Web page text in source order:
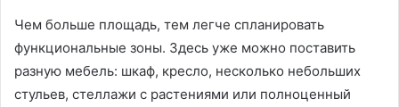
Чем больше площадь, тем легче спланировать
функциональные зоны. Здесь уже можно поставить
разную мебель: шкаф, кресло, несколько небольших
стульев, стеллажи с растениями или полноценный